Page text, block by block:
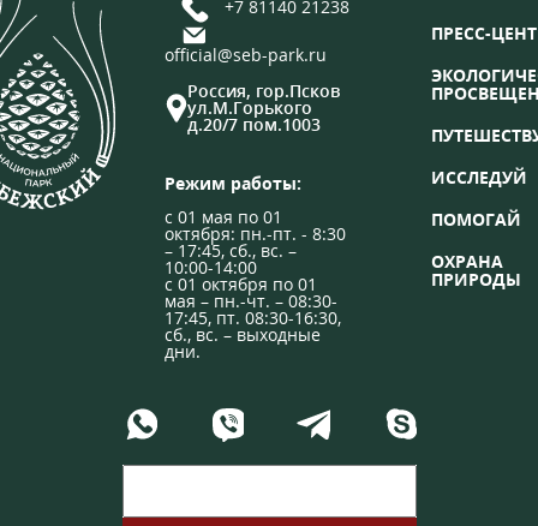
+7 81140 21238
official@seb-park.ru
Россия, гор.Псков
ул.М.Горького
д.20/7 пом.1003
Режим работы:
с 01 мая по 01
октября: пн.-пт. - 8:30
– 17:45, сб., вс. –
10:00-14:00
с 01 октября по 01
мая – пн.-чт. – 08:30-
17:45, пт. 08:30-16:30,
сб., вс. – выходные
дни.
ПРЕСС-
ИССЛЕДУЙ
ПОМОГАЙ
ОХРАНА
ПРИРОДЫ